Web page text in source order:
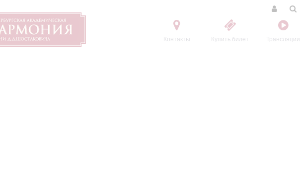
Контакты Купить билет Трансляции